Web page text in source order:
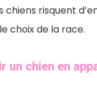
risquent
choix de la race.
un chien en